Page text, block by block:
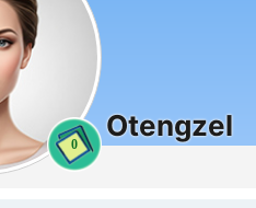
0
Otengzel